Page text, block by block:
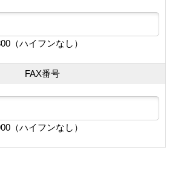
（ハイフンなし）
FAX番号
（ハイフンなし）